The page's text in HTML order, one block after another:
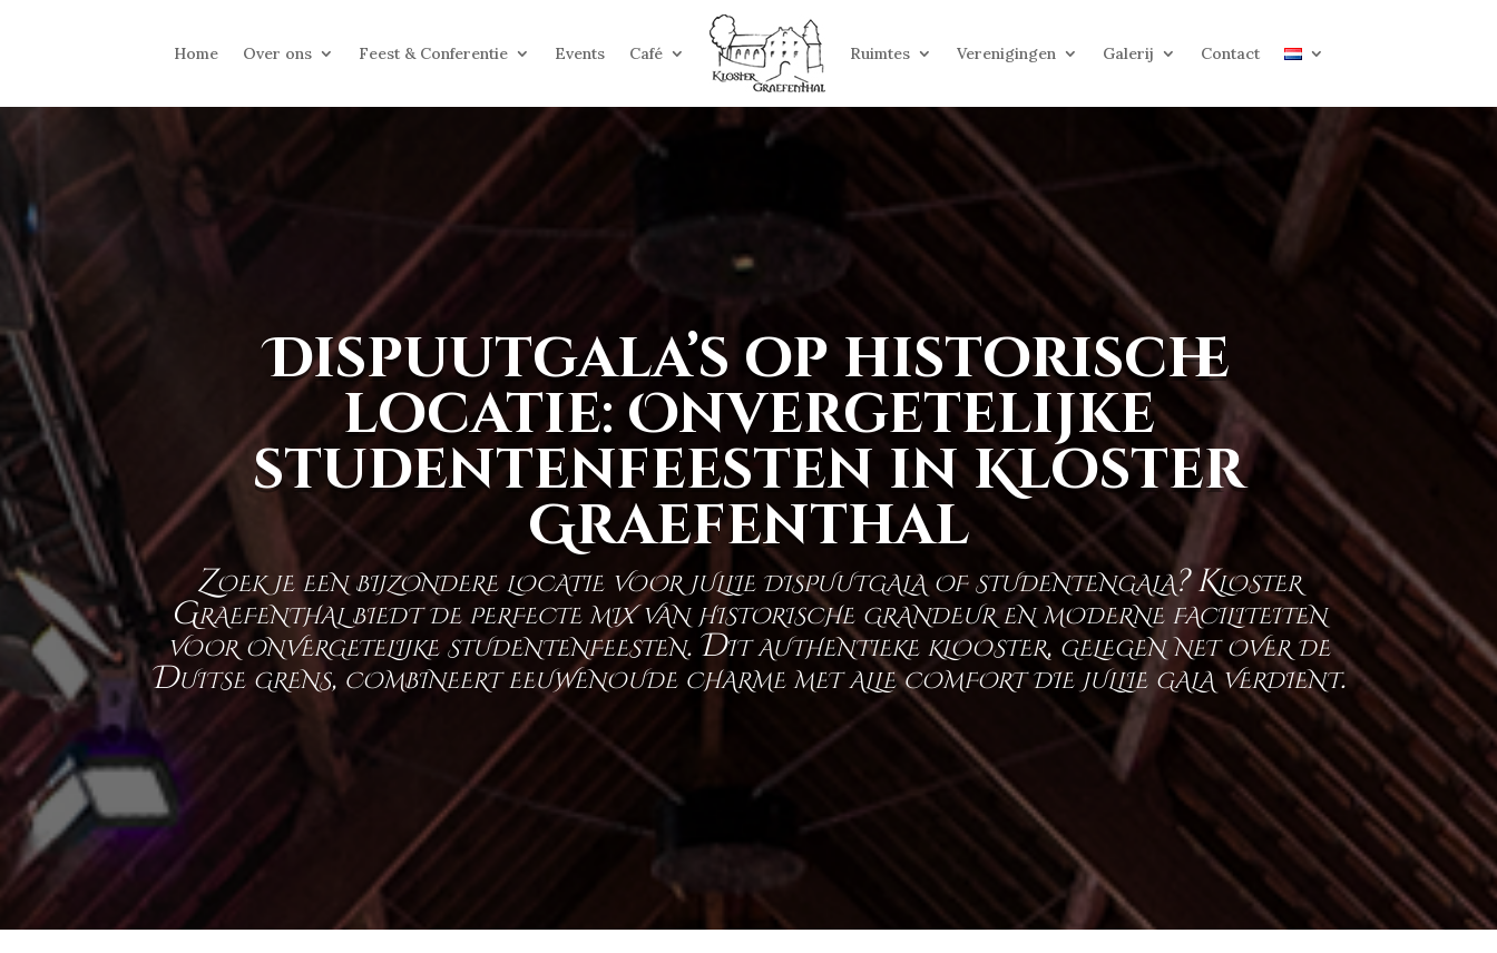
Home Over ons Feest & Conferentie Events Café Ruimtes Verenigingen Galerij Contact
Dispuutgala’s op historische
locatie: Onvergetelijke
studentenfeesten in Kloster
Graefenthal
Zoek je een bijzondere locatie voor jullie dispuutgala of studentengala? Kloster
Graefenthal biedt de perfecte mix van historische grandeur en moderne faciliteiten
voor onvergetelijke studentenfeesten. Dit authentieke klooster, gelegen net over de
Duitse grens, combineert eeuwenoude charme met alle comfort die jullie gala verdient.